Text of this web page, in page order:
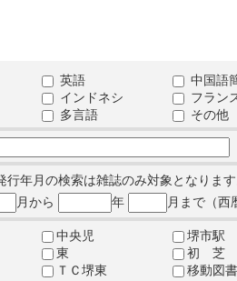
英語 中国語
インドネシ フラン
多言語 その他
行年月の検索は雑誌のみ対象となります
月から 年 月まで（西
中央児 堺市駅
東 初 芝
ＴＣ堺東 移動図